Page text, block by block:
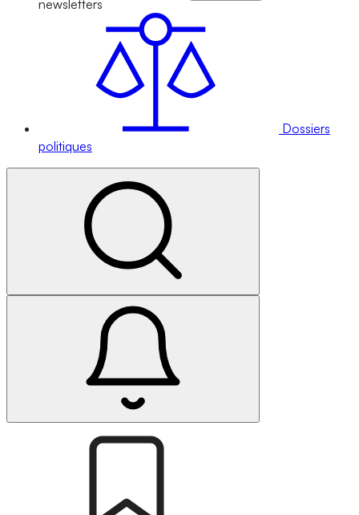
newsletters
Dossiers
politiques